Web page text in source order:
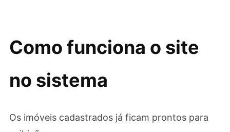
Como funciona o site
no sistema
Os imóveis cadastrados já ficam prontos para